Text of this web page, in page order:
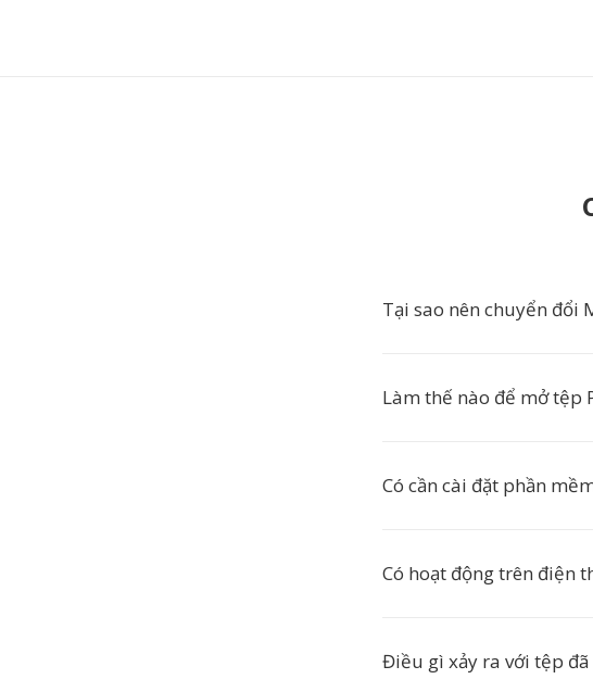
Tại sao nên chuyển đổi
Làm thế nào để mở tệp
Có cần cài đặt phần
Có hoạt động trên điện
Điều gì xảy ra với tệp đã